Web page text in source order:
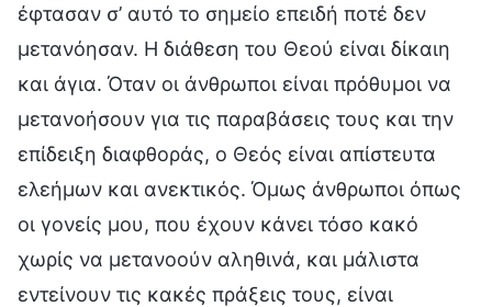
έφτασαν σ’ αυτό το σημείο επειδή ποτέ δεν
μετανόησαν. Η διάθεση του Θεού είναι δίκαιη
και άγια. Όταν οι άνθρωποι είναι πρόθυμοι να
μετανοήσουν για τις παραβάσεις τους και την
επίδειξη διαφθοράς, ο Θεός είναι απίστευτα
ελεήμων και ανεκτικός. Όμως άνθρωποι όπως
οι γονείς μου, που έχουν κάνει τόσο κακό
χωρίς να μετανοούν αληθινά, και μάλιστα
εντείνουν τις κακές πράξεις τους, είναι